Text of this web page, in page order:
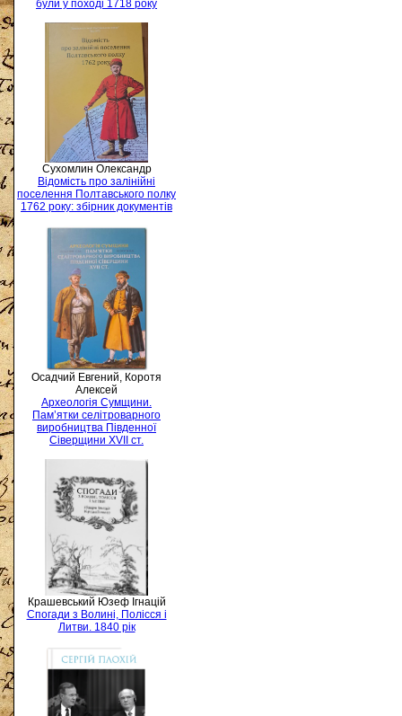
були у поході 1718 року
Сухомлин Олександр
Відомість про залінійні
поселення Полтавського полку
1762 року: збірник документів
Осадчий Евгений, Коротя
Алексей
Археологія Сумщини.
Пам’ятки селітроварного
виробництва Південної
Сіверщини XVII ст.
Крашевський Юзеф Ігнацій
Спогади з Волині, Полісся і
Литви. 1840 рік